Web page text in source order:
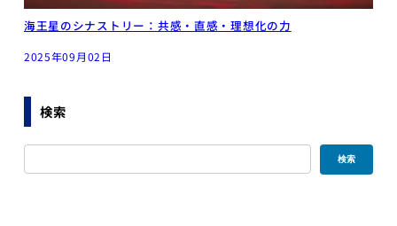
海王星のシナストリー：共感・直感・理想化の力
2025年09月02日
検索
検索